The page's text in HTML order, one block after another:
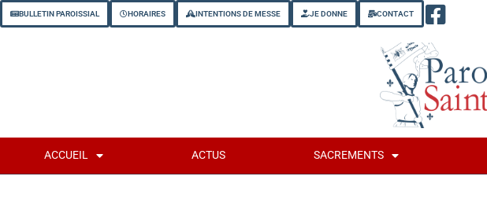
BULLETIN PAROISSIAL HORAIRES INTENTIONS DE MESSE JE DONNE CONTACT
ACCUEIL ACTUS SACREMENTS